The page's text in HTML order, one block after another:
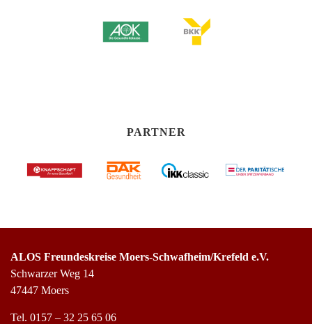
PARTNER
ALOS Freundeskreise Moers-Schwafheim/Krefeld e.V.
Schwarzer Weg 14
47447 Moers
Tel. 0157 – 32 25 65 06